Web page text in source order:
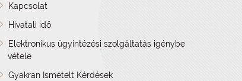
Kapcsolat
Hivatali idő
Elektronikus ügyintézési szolgáltatás igénybe
vétele
Gyakran Ismételt Kérdések